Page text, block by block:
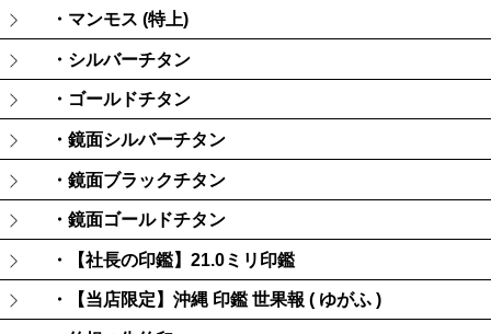
・マンモス (特上)
・シルバーチタン
・ゴールドチタン
・鏡面シルバーチタン
・鏡面ブラックチタン
・鏡面ゴールドチタン
・【社長の印鑑】21.0ミリ印鑑
・【当店限定】沖縄 印鑑 世果報 ( ゆがふ )